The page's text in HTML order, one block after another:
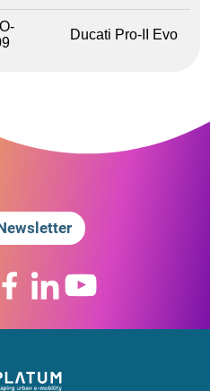
Ducati Pro-II Evo